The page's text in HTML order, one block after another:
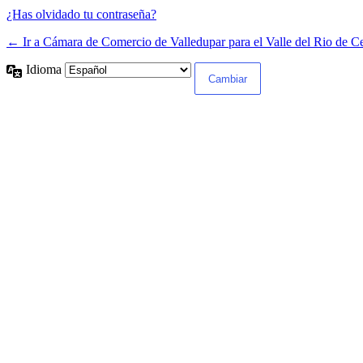
¿Has olvidado tu contraseña?
← Ir a Cámara de Comercio de Valledupar para el Valle del Rio de
Idioma